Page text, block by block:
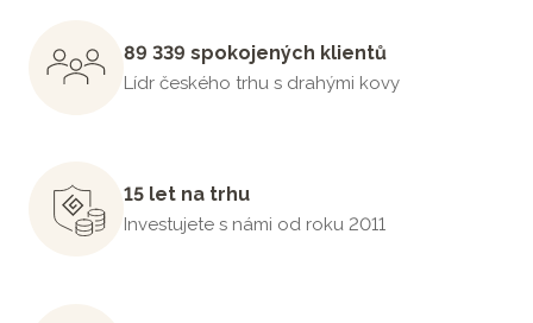
89 339 spokojených klientů
Lídr českého trhu s drahými kovy
15 let na trhu
Investujete s námi od roku 2011